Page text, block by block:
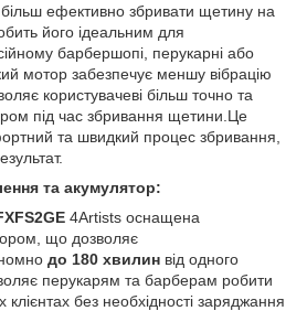
ефективно збривати щетину на
його ідеальним для
барбершопі, перукарні або
мотор забезпечує меншу вібрацію
користувачеві більш точно та
під час збривання щетини.Це
та швидкий процес збривання,
та акумулятор:
4Artists оснащена
що дозволяє
до 180 хвилин від одного
перукарям та барберам робити
клієнтах без необхідності заряджання